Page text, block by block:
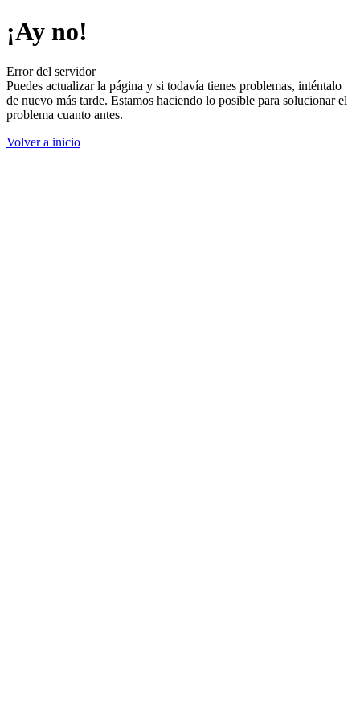
¡Ay no!
Error del servidor
Puedes actualizar la página y si todavía tienes problemas, inténtalo
de nuevo más tarde. Estamos haciendo lo posible para solucionar el
problema cuanto antes.
Volver a inicio